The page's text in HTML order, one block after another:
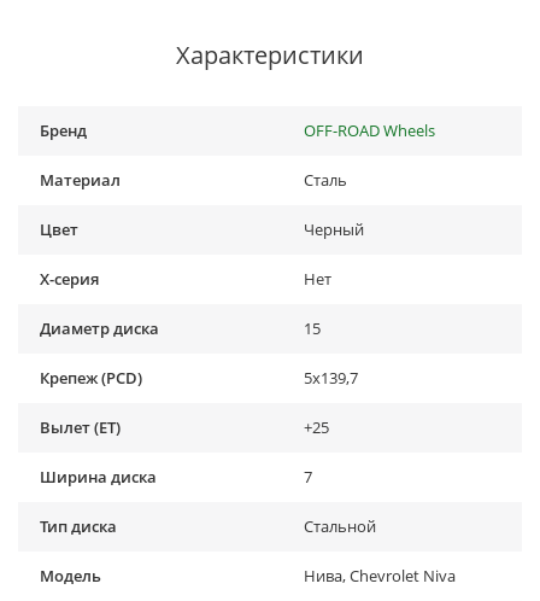
Характеристики
Бренд OFF-ROAD Wheels
Материал Сталь
Цвет Черный
X-серия Нет
Диаметр диска 15
Крепеж (PCD) 5x139,7
Вылет (ET) +25
Ширина диска 7
Тип диска Стальной
Модель Нива, Chevrolet Niva